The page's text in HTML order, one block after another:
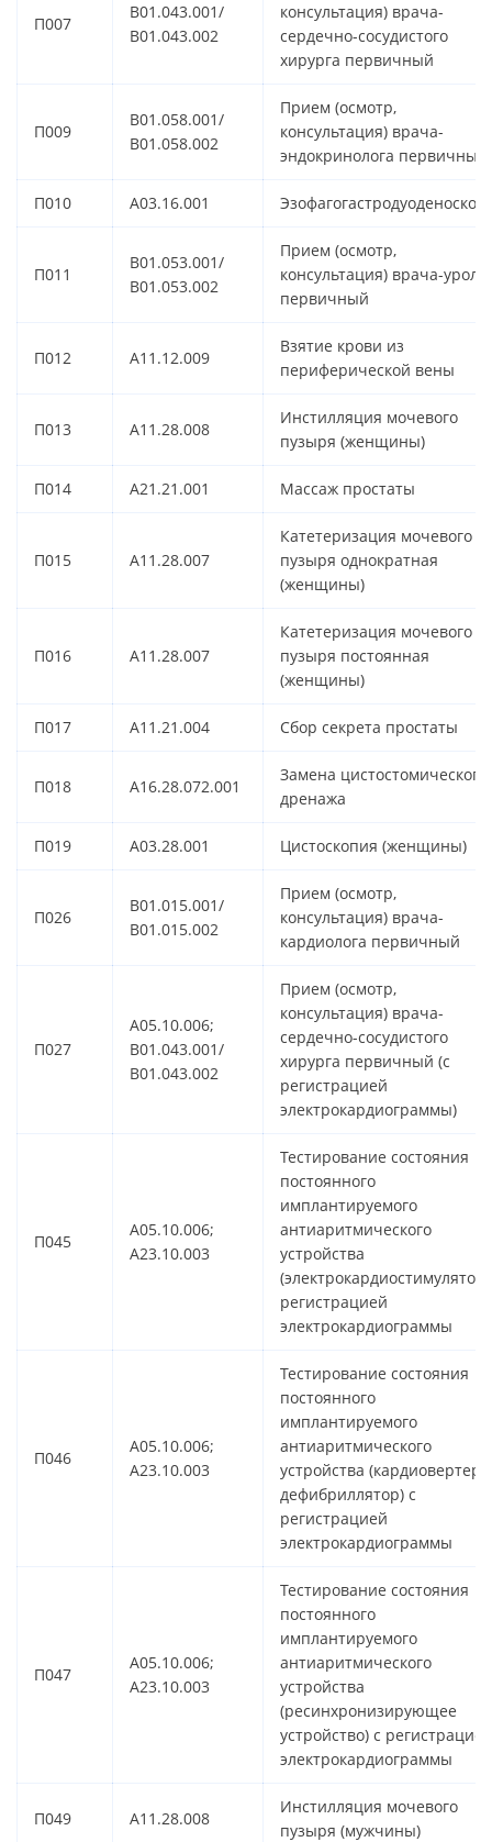
П007
B01.043.001/
B01.043.002
консультация) врача-
сердечно-сосудистого
хирурга первичный
П009
B01.058.001/
B01.058.002
Прием (осмотр,
консультация) врача-
эндокринолога первичный
П010 A03.16.001
П011
B01.053.001/
B01.053.002
Прием (осмотр,
консультация) врача-
первичный
П012 A11.12.009
Взятие крови из
периферической вены
П013 A11.28.008
Инстилляция мочевого
пузыря (женщины)
П014 A21.21.001 Массаж простаты
П015 A11.28.007
Катетеризация мочевого
пузыря однократная
(женщины)
П016 A11.28.007
Катетеризация мочевого
пузыря постоянная
(женщины)
П017 A11.21.004 Сбор секрета простаты
П018 A16.28.072.001
Замена цистостомического
дренажа
П019 A03.28.001 Цистоскопия (женщины)
П026
B01.015.001/
B01.015.002
Прием (осмотр,
консультация) врача-
кардиолога первичный
П027
A05.10.006;
B01.043.001/
B01.043.002
Прием (осмотр,
консультация) врача-
сердечно-сосудистого
хирурга первичный (с
регистрацией
электрокардиограммы)
П045
A05.10.006;
A23.10.003
Тестирование состояния
постоянного
имплантируемого
антиаритмического
устройства
регистрацией
электрокардиограммы
П046
A05.10.006;
A23.10.003
Тестирование состояния
постоянного
имплантируемого
антиаритмического
устройства (кардиовертер-
дефибриллятор) с
регистрацией
электрокардиограммы
П047
A05.10.006;
A23.10.003
Тестирование состояния
постоянного
имплантируемого
антиаритмического
устройства
(ресинхронизирующее
устройство) с регистрацией
электрокардиограммы
П049 A11.28.008
Инстилляция мочевого
пузыря (мужчины)